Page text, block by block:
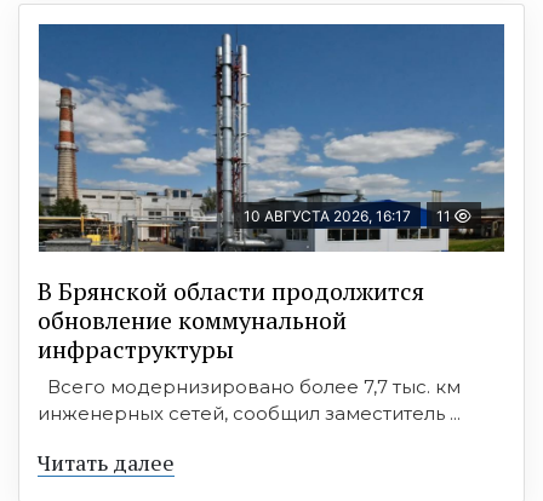
10 АВГУСТА 2026, 16:17 11
В Брянской области продолжится
обновление коммунальной
инфраструктуры
Всего модернизировано более 7,7 тыс. км
инженерных сетей, сообщил заместитель ...
Читать далее